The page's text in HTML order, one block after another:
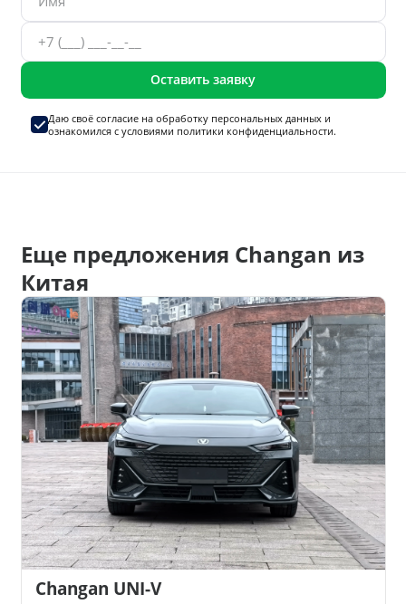
Оставить заявку
Даю своё согласие на обработку персональных данныхи
ознакомился с условиями политики конфиденциальности.
Еще предложения Changan из
Китая
Changan UNI-V